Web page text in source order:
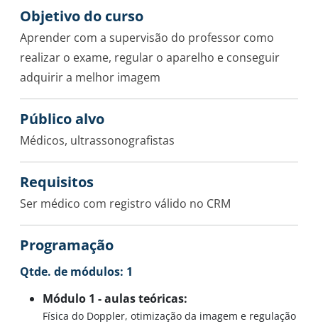
Objetivo do curso
Aprender com a supervisão do professor como
realizar o exame, regular o aparelho e conseguir
adquirir a melhor imagem
Público alvo
Médicos, ultrassonografistas
Requisitos
Ser médico com registro válido no CRM
Programação
Qtde. de módulos: 1
Módulo 1 - aulas teóricas:
Física do Doppler, otimização da imagem e regulação